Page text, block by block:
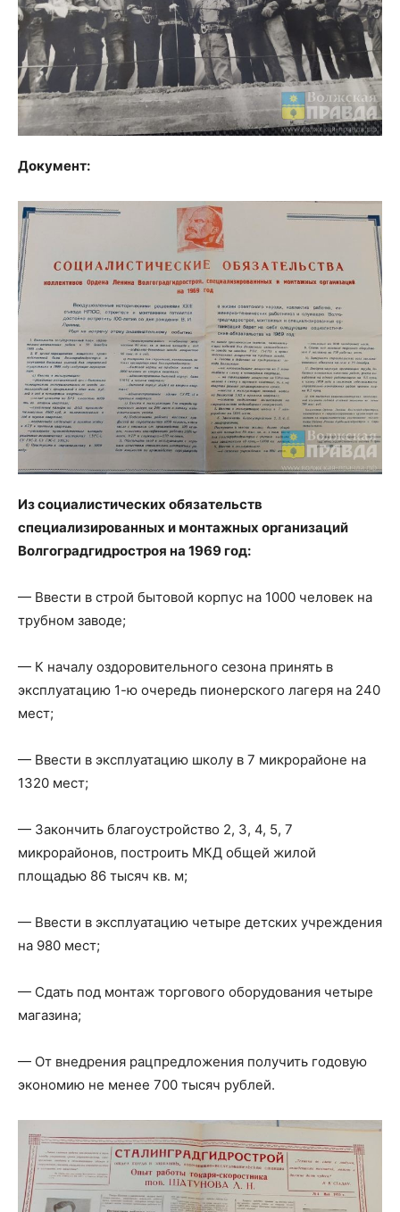
Документ:
Из социалистических обязательств
специализированных и монтажных организаций
Волгоградгидростроя на 1969 год:
— Ввести в строй бытовой корпус на 1000 человек на
трубном заводе;
— К началу оздоровительного сезона принять в
эксплуатацию 1-ю очередь пионерского лагеря на 240
мест;
— Ввести в эксплуатацию школу в 7 микрорайоне на
1320 мест;
— Закончить благоустройство 2, 3, 4, 5, 7
микрорайонов, построить МКД общей жилой
площадью 86 тысяч кв. м;
— Ввести в эксплуатацию четыре детских учреждения
на 980 мест;
— Сдать под монтаж торгового оборудования четыре
магазина;
— От внедрения рацпредложения получить годовую
экономию не менее 700 тысяч рублей.